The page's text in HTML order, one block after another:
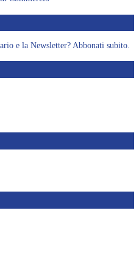
e la Newsletter? Abbonati subito.